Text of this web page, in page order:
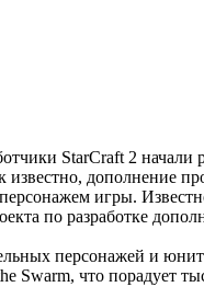
StarCraft 2
известно, дополнение
игры.
по разработке
персонажей и
Swarm, что порадует